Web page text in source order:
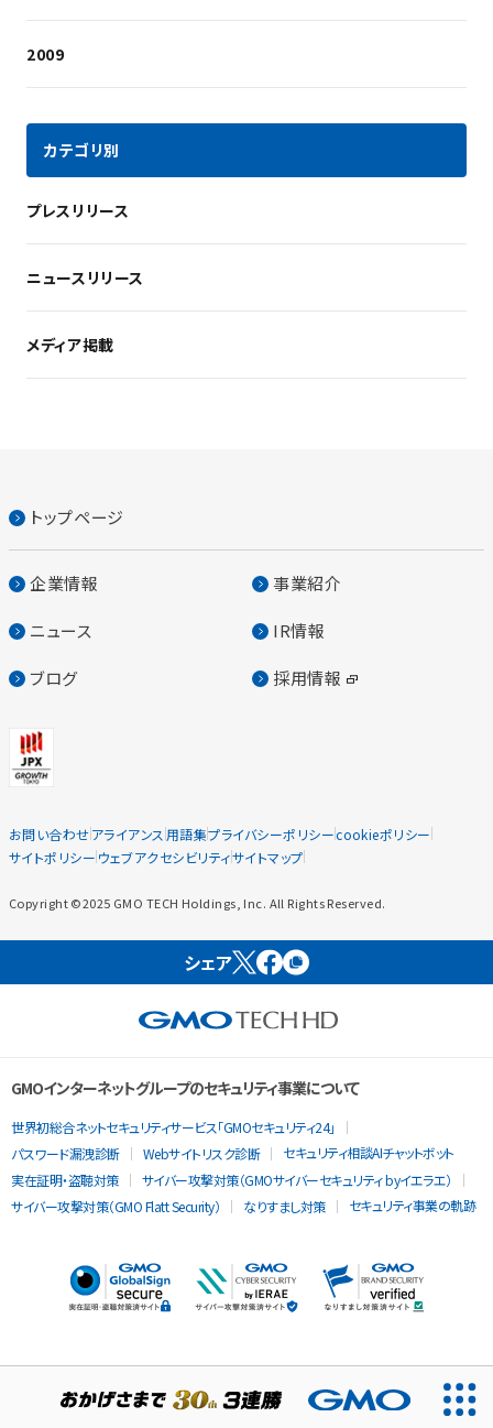
2009
カテゴリ別
プレスリリース
ニュースリリース
メディア掲載
トップページ
企業情報 事業紹介
ニュース IR情報
ブログ 採用情報
お問い合わせアライアンス 用語集プライバシーポリシーcookieポリシー
サイトポリシー ウェブアクセシビリティサイトマップ
Copyright ©2025 GMO TECH Holdings, Inc. All Rights Reserved.
シェア
GMOインターネットグループのセキュリティ事業について
世界初総合ネットセキュリティサービス「GMOセキュリティ24」
パスワード漏洩診断
Webサイトリスク診断
セキュリティ相談AIチャットボット
実在証明・盗聴対策
サイバー攻撃対策（GMOサイバーセキュリティ byイエラエ）
サイバー攻撃対策（GMO Flatt Security）
なりすまし対策 セキュリティ事業の軌跡
当ウェブサイトでは、サービスの提供および品質向上とトラフィッ